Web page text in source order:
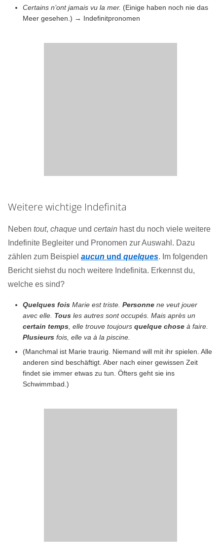
Certains n’ont jamais vu la mer. (Einige haben noch nie das
Meer gesehen.) → Indefinitpronomen
Weitere wichtige Indefinita
Neben tout, chaque und certain hast du noch viele weitere
Indefinite Begleiter und Pronomen zur Auswahl. Dazu
zählen zum Beispiel aucun und quelques. Im folgenden
Bericht siehst du noch weitere Indefinita. Erkennst du,
welche es sind?
Quelques fois Marie est triste. Personne ne veut jouer
avec elle. Tous les autres sont occupés. Mais après un
certain temps , elle trouve toujours quelque chose à faire.
Plusieurs fois, elle va à la piscine.
(Manchmal ist Marie traurig. Niemand will mit ihr spielen. Alle
anderen sind beschäftigt. Aber nach einer gewissen Zeit
findet sie immer etwas zu tun. Öfters geht sie ins
Schwimmbad.)